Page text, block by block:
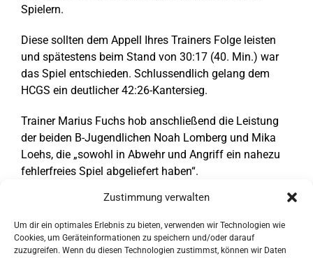
Zustimmung verwalten
Um dir ein optimales Erlebnis zu bieten, verwenden wir Technologien wie
Cookies, um Geräteinformationen zu speichern und/oder darauf
zuzugreifen. Wenn du diesen Technologien zustimmst, können wir Daten
Spielern.
Diese sollten dem Appell Ihres Trainers Folge leisten
und spätestens beim Stand von 30:17 (40. Min.) war
das Spiel entschieden. Schlussendlich gelang dem
HCGS ein deutlicher 42:26-Kantersieg.
Trainer Marius Fuchs hob anschließend die Leistung
der beiden B-Jugendlichen Noah Lomberg und Mika
Loehs, die „sowohl in Abwehr und Angriff ein nahezu
fehlerfreies Spiel abgeliefert haben“.
Für de HCGS spielten:Luca Raupach, Michel
Piepenbrink; Noah Lomberg (8), Tim Foerster (13),
Mika Loehs (3), Jannick Hoberg (1), Philip Müller-
Mengringhaus (2), Paul Roth (4), Marvin Kuesters (9),